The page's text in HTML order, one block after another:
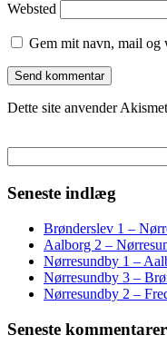
Websted
Gem mit navn, mail og
Dette site anvender
efter:
Seneste indlæg
Brønderslev 1 –
Aalborg 2 –
Nørresundby 1 –
Nørresundby 3 –
Nørresundby 2 –
Seneste kommentarer